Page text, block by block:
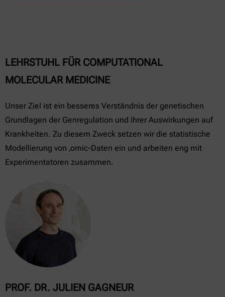
LEHRSTUHL FÜR COMPUTATIONAL
MOLECULAR MEDICINE
PROF. DR. JULIEN GAGNEUR
Unser Ziel ist ein besseres Verständnis der genetischen
Grundlagen der Genregulation und ihrer Auswirkungen auf
Krankheiten. Zu diesem Zweck setzen wir die statistische
Modellierung von ‚omic-Daten ein und arbeiten eng mit
Experimentatoren zusammen.